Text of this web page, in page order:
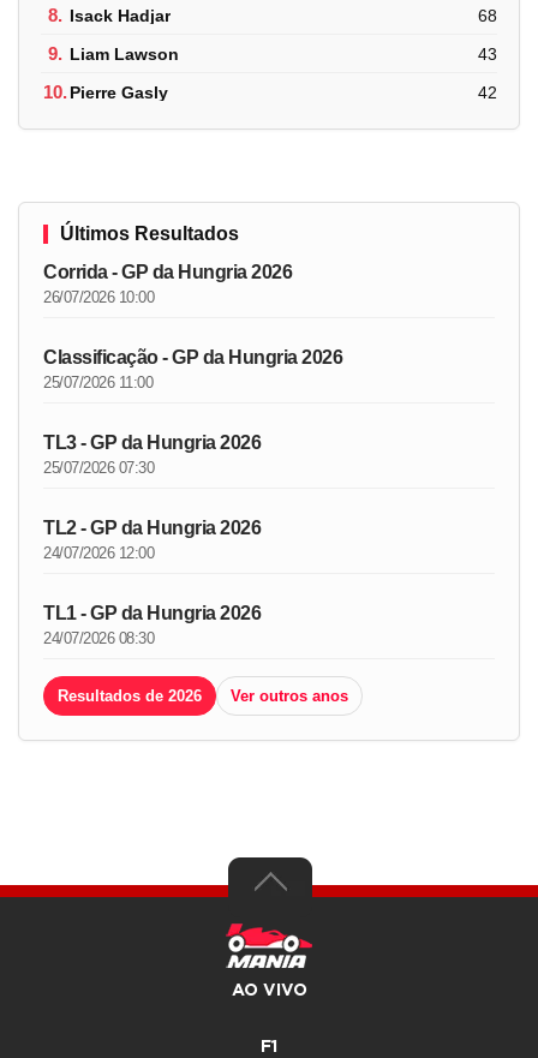
8. Isack Hadjar 68
9. Liam Lawson 43
10.Pierre Gasly 42
Últimos Resultados
Corrida - GP da Hungria 2026
26/07/2026 10:00
Classificação - GP da Hungria 2026
25/07/2026 11:00
TL3 - GP da Hungria 2026
25/07/2026 07:30
TL2 - GP da Hungria 2026
24/07/2026 12:00
TL1 - GP da Hungria 2026
24/07/2026 08:30
Resultados de 2026 Ver outros anos
AO VIVO
F1